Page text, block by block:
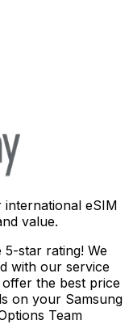
eSIM
value.
star rating! We
with our service
the best price
on your Samsung
Team